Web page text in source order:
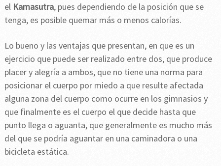
el Kamasutra, pues dependiendo de la posición que se
tenga, es posible quemar más o menos calorías.
Lo bueno y las ventajas que presentan, en que es un
ejercicio que puede ser realizado entre dos, que produce
placer y alegría a ambos, que no tiene una norma para
posicionar el cuerpo por miedo a que resulte afectada
alguna zona del cuerpo como ocurre en los gimnasios y
que finalmente es el cuerpo el que decide hasta que
punto llega o aguanta, que generalmente es mucho más
del que se podría aguantar en una caminadora o una
bicicleta estática.